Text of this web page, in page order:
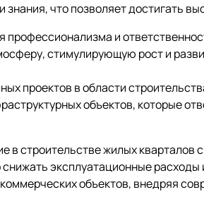
что позволяет достигать
и
стимулирующую рост и
проектов в области
объектов, которые
в строительстве жилых кварталов
эксплуатационные
объектов, внедряя